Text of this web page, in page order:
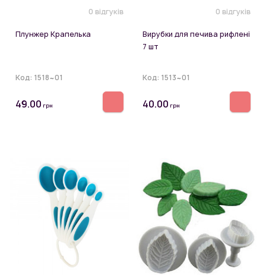
0 відгуків
Плунжер Крапелька
Код: 1518~01
49.00 грн
0 відгуків
Вирубки для печива рифлені
7 шт
Код: 1513~01
40.00 грн